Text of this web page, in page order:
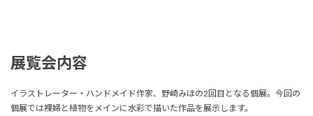
展覧会内容
イラストレーター・ハンドメイド作家、野崎みほの2回目となる個展。今回の
個展では裸婦と植物をメインに水彩で描いた作品を展示します。